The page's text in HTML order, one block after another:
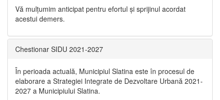
Vă mulţumim anticipat pentru efortul şi sprijinul acordat
acestui demers.
Chestionar SIDU 2021-2027
În perioada actuală, Municipiul Slatina este în procesul de
elaborare a Strategiei Integrate de Dezvoltare Urbană 2021‐
2027 a Municipiului Slatina.